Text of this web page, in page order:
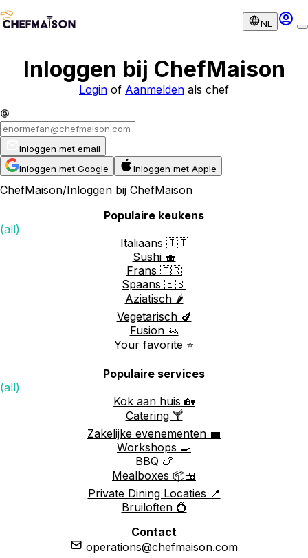
NL
Inloggen bij ChefMaison
Login of Aanmelden als chef
Inloggen met email
Inloggen met Google
Inloggen met Apple
ChefMaison/Inloggen bij ChefMaison
Populaire keukens
(all)
Italiaans 🇮🇹
Sushi 🍣
Frans 🇫🇷
Spaans 🇪🇸
Aziatisch 🌶️
Vegetarisch 🍆
Fusion 🙏
Your favorite ⭐️
Populaire services
(all)
Kok aan huis 🏡
Catering 🍸
Zakelijke evenementen 💼
Workshops 🍳
BBQ 🍗
Mealboxes 📦🍱
Private Dining Locaties 📍
Bruiloften 💍
Contact
operations@chefmaison.com